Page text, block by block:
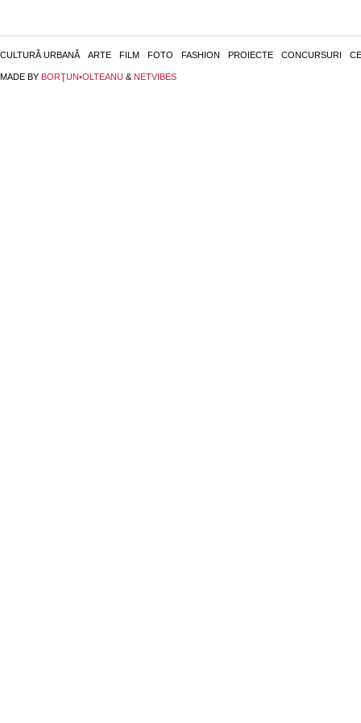
CULTURĂ URBANĂ ARTE FILM FOTO FASHION PROIECTE CONCURSURI
MADE BY BORŢUN•OLTEANU & NETVIBES